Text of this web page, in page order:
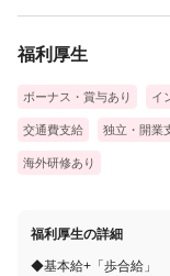
福利厚生
ボーナス・賞与あり イ
交通費支給 独立・開業
海外研修あり
福利厚生の詳細
◆基本給+「歩合給」